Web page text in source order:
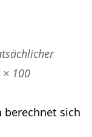
× 100
berechnet sich